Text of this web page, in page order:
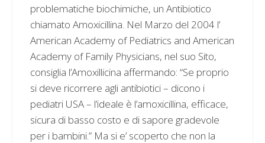
problematiche biochimiche, un Antibiotico
chiamato Amoxicillina. Nel Marzo del 2004 l’
American Academy of Pediatrics and American
Academy of Family Physicians, nel suo Sito,
consiglia l’Amoxillicina affermando: “Se proprio
si deve ricorrere agli antibiotici – dicono i
pediatri USA – l’ideale è l’amoxicillina, efficace,
sicura di basso costo e di sapore gradevole
per i bambini.” Ma si e’ scoperto che non la